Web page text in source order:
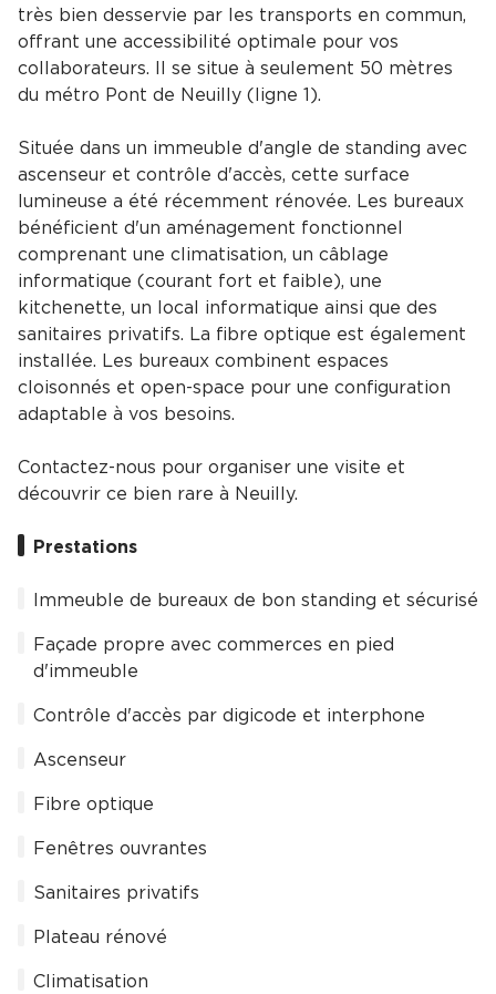
très bien desservie par les transports en commun,
offrant une accessibilité optimale pour vos
collaborateurs. Il se situe à seulement 50 mètres
du métro Pont de Neuilly (ligne 1).
Située dans un immeuble d'angle de standing avec
ascenseur et contrôle d'accès, cette surface
lumineuse a été récemment rénovée. Les bureaux
bénéficient d'un aménagement fonctionnel
comprenant une climatisation, un câblage
informatique (courant fort et faible), une
kitchenette, un local informatique ainsi que des
sanitaires privatifs. La fibre optique est également
installée. Les bureaux combinent espaces
cloisonnés et open-space pour une configuration
adaptable à vos besoins.
Contactez-nous pour organiser une visite et
découvrir ce bien rare à Neuilly.
Prestations
Immeuble de bureaux de bon standing et sécurisé
Façade propre avec commerces en pied
d'immeuble
Contrôle d'accès par digicode et interphone
Ascenseur
Fibre optique
Fenêtres ouvrantes
Sanitaires privatifs
Plateau rénové
Climatisation